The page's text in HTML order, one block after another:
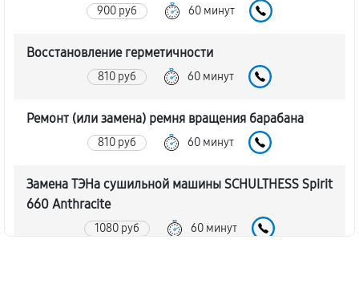
900 руб 60 минут
Восстановление герметичности
810 руб 60 минут
Ремонт (или замена) ремня вращения барабана
810 руб 60 минут
Замена ТЭНа сушильной машины SCHULTHESS Spirit
660 Anthracite
1080 руб 60 минут